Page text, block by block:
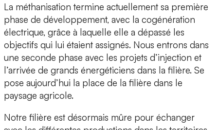
La méthanisation termine actuellement sa première
phase de développement, avec la cogénération
électrique, grâce à laquelle elle a dépassé les
objectifs qui lui étaient assignés. Nous entrons dans
une seconde phase avec les projets d’injection et
l’arrivée de grands énergéticiens dans la filière. Se
pose aujourd’hui la place de la filière dans le
paysage agricole.
Notre filière est désormais mûre pour échanger